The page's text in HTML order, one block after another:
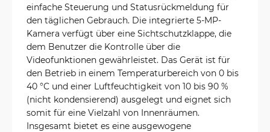
einfache Steuerung und Statusrückmeldung für
den täglichen Gebrauch. Die integrierte 5-MP-
Kamera verfügt über eine Sichtschutzklappe, die
dem Benutzer die Kontrolle über die
Videofunktionen gewährleistet. Das Gerät ist für
den Betrieb in einem Temperaturbereich von 0 bis
40 °C und einer Luftfeuchtigkeit von 10 bis 90 %
(nicht kondensierend) ausgelegt und eignet sich
somit für eine Vielzahl von Innenräumen.
Insgesamt bietet es eine ausgewogene